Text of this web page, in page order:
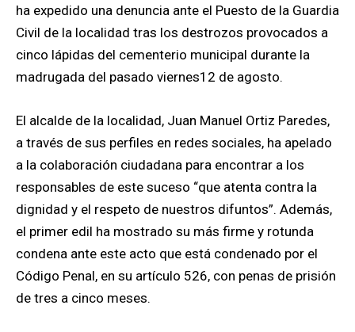
ha expedido una denuncia ante el Puesto de la Guardia
Civil de la localidad tras los destrozos provocados a
cinco lápidas del cementerio municipal durante la
madrugada del pasado viernes12 de agosto.
El alcalde de la localidad, Juan Manuel Ortiz Paredes,
a través de sus perfiles en redes sociales, ha apelado
a la colaboración ciudadana para encontrar a los
responsables de este suceso “que atenta contra la
dignidad y el respeto de nuestros difuntos”. Además,
el primer edil ha mostrado su más firme y rotunda
condena ante este acto que está condenado por el
Código Penal, en su artículo 526, con penas de prisión
de tres a cinco meses.